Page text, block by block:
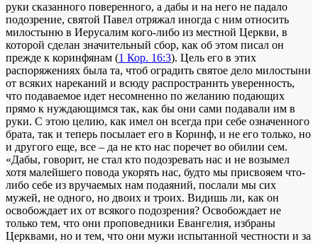
руки сказанного поверенного, а дабы и на него не падало
подозрение, святой Павел отряжал иногда с ним относить
милостыню в Иерусалим кого-либо из местной Церкви, в
которой сделан значительный сбор, как об этом писал он
прежде к коринфянам (1 Кор. 16:3). Цель его в этих
распоряжениях была та, чтоб оградить святое дело милостыни
от всяких нареканий и всюду распространить уверенность,
что подаваемое идет несомненно по желанию подающих
прямо к нуждающимся так, как бы они сами подавали им в
руки. С этою целию, как имел он всегда при себе означенного
брата, так и теперь посылает его в Коринф, и не его только, но
и другого еще, все – да не кто нас поречет во обилии сем.
«Дабы, говорит, не стал кто подозревать нас и не возымел
хотя малейшего повода укорять нас, будто мы присвояем что-
либо себе из вручаемых нам подаяний, послали мы сих
мужей, не одного, но двоих и троих. Видишь ли, как он
освобождает их от всякого подозрения? Освобождает не
только тем, что они проповедники Евангелия, избраны
Церквами, но и тем, что они мужи испытанной честности и за